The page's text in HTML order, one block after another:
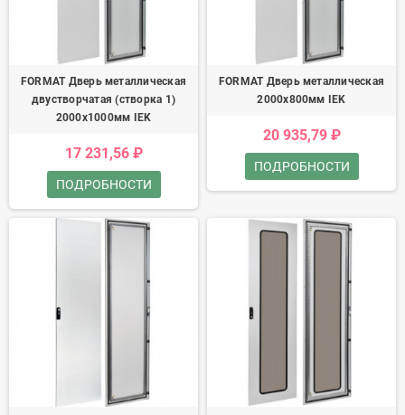
FORMAT Дверь металлическая
двустворчатая (створка 1)
2000х1000мм IEK
17 231,56 ₽
ПОДРОБНОСТИ
FORMAT Дверь металлическая
2000х800мм IEK
20 935,79 ₽
ПОДРОБНОСТИ